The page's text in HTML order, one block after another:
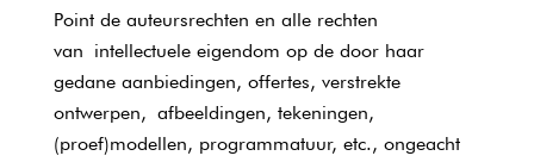
Point de auteursrechten en alle rechten
van intellectuele eigendom op de door haar
gedane aanbiedingen, offertes, verstrekte
ontwerpen, afbeeldingen, tekeningen,
(proef)modellen, programmatuur, etc., ongeacht